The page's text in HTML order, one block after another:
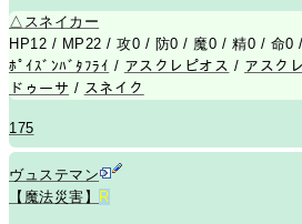
△ スネイカー
HP12 / MP22 / 攻0 / 防0 / 魔0 / 精0 / 命0
ﾎﾟｲｽﾞﾝﾊﾞﾀﾌﾗｲ / アスクレピオス / アスク
ドゥーサ / スネイク
175
ヴュステマン
【魔法災害】 R